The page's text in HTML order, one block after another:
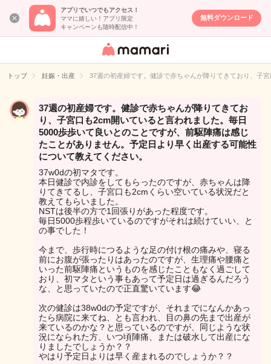
アプリでいつでもアクセス！
ママに嬉しい！アプリ限定
キャンペーンも随時配信中！
無料ダウンロード
女性専用匿名QA
イト
トップ 妊娠・出産 37週の初産婦です。健診で赤ちゃんが降りてきており、子
37週の初産婦です。健診で赤ちゃんが降りてきてお
り、子宮口も2cm開いていると言われました。毎日
5000歩歩いて良いとのことですが、前駆陣痛は感じ
たことがありません。予定日より早く出産する可能性
について教えてください。
37w0dの初マタです。
本日健診で内診をしてもらったのですが、赤ちゃんは降
りてきてるし、子宮口も2cmくらい空いている状況だと
教えてもらいました。
NSTは後半の方で1回張りがあった程度です。
毎日5000歩程歩いているのですがそれは続けていい、と
の事でした！
今まで、歩行時につるような足の付け根の痛みや、寝る
前にお腹が張ったりはあったのですが、生理痛や腰痛と
いった前駆陣痛というものを感じたこともなく過ごして
おり、初マタという事もあって予定日は過ぎるんだろう
な、と思っていたので正直驚いています😂
次の健診は38w0dの予定ですが、それまでになんかあっ
たら病院に来てね、とも言われ、目の鼻の先まで出産が
来ているのかな？と思っているのですが、同じような状
況になられた方、いつ頃陣痛、または破水して出産にな
りましたでしょうか？？
やはり予定日よりは早く産まれるのでしょうか？？